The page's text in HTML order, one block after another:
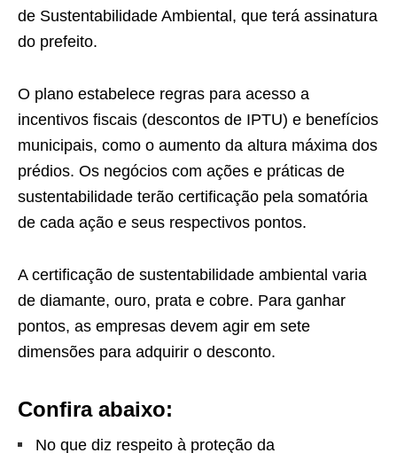
de Sustentabilidade Ambiental, que terá assinatura
do prefeito.
O plano estabelece regras para acesso a
incentivos fiscais (descontos de IPTU) e benefícios
municipais, como o aumento da altura máxima dos
prédios. Os negócios com ações e práticas de
sustentabilidade terão certificação pela somatória
de cada ação e seus respectivos pontos.
A certificação de sustentabilidade ambiental varia
de diamante, ouro, prata e cobre. Para ganhar
pontos, as empresas devem agir em sete
dimensões para adquirir o desconto.
Confira abaixo:
No que diz respeito à proteção da